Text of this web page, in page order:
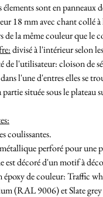
élements sont en panneaux
18 mm avec chant collé
de la même couleur que le
divisé à l'intérieur selon
de l'utilisateur: cloison de
l'une d'entres elles se
partie située sous le plateau
coulissantes.
perforé pour une
est décoré d'un motif à
de couleur: Traffic
(RAL 9006) et Slate